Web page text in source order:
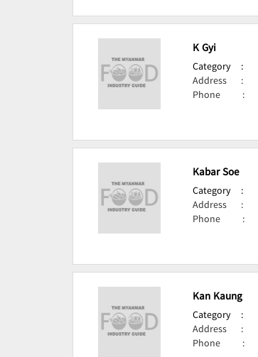
K Gyi
Category :
Address
:
Phone
:
Kabar Soe
Category :
Address
:
Phone
:
Kan Kaung
Category :
Address
:
Phone
: